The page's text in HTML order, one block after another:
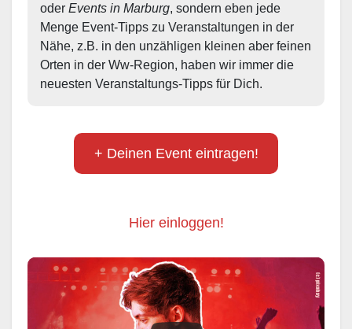
oder Events in Marburg, sondern eben jede
Menge Event-Tipps zu Veranstaltungen in der
Nähe, z.B. in den unzähligen kleinen aber feinen
Orten in der Ww-Region, haben wir immer die
neuesten Veranstaltungs-Tipps für Dich.
+ Deinen Event eintragen!
Hier einloggen!